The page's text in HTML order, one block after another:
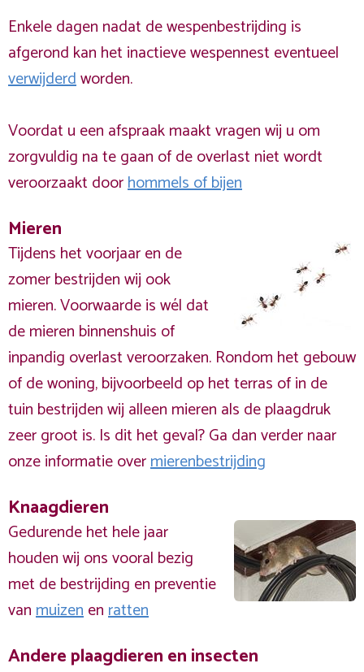
Enkele dagen nadat de wespenbestrijding is
afgerond kan het inactieve wespennest eventueel
verwijderdworden.
Voordat u een afspraak maakt vragen wij u om
zorgvuldig na te gaan of de overlast niet wordt
veroorzaakt doorhommels of bijen
Mieren
Tijdens het voorjaar en de
zomer bestrijden wij ook
mieren. Voorwaarde is wél dat
de mieren binnenshuis of
inpandig overlast veroorzaken. Rondom het gebouw
of de woning, bijvoorbeeld op het terras of in de
tuin bestrijden wij alleen mieren als de plaagdruk
zeer groot is. Is dit het geval? Ga dan verder naar
onze informatie overmierenbestrijding
Knaagdieren
Gedurende het hele jaar
houden wij ons vooral bezig
met de bestrijding en preventie
vanmuizenenratten
Andere plaagdieren en insecten